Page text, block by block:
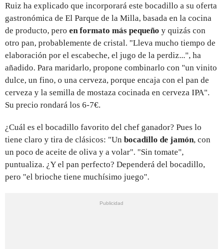
Ruiz ha explicado que incorporará este bocadillo a su oferta
gastronómica de El Parque de la Milla, basada en la cocina
de producto, pero en formato más pequeño y quizás con
otro pan, probablemente de cristal. "Lleva mucho tiempo de
elaboración por el escabeche, el jugo de la perdiz...", ha
añadido. Para maridarlo, propone combinarlo con "un vinito
dulce, un fino, o una cerveza, porque encaja con el pan de
cerveza y la semilla de mostaza cocinada en cerveza IPA".
Su precio rondará los 6-7€.
¿Cuál es el bocadillo favorito del chef ganador? Pues lo
tiene claro y tira de clásicos: "Un bocadillo de jamón, con
un poco de aceite de oliva y a volar". "Sin tomate",
puntualiza. ¿Y el pan perfecto? Dependerá del bocadillo,
pero "el brioche tiene muchísimo juego".